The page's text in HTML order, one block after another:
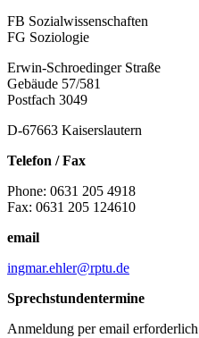
FB Sozialwissenschaften
FG Soziologie
Erwin-Schroedinger Straße
Gebäude 57/581
Postfach 3049
D-67663 Kaiserslautern
Telefon / Fax
Phone: 0631 205 4918
Fax: 0631 205 124610
email
ingmar.ehler@rptu.de
Sprechstundentermine
Anmeldung per email erforderlich